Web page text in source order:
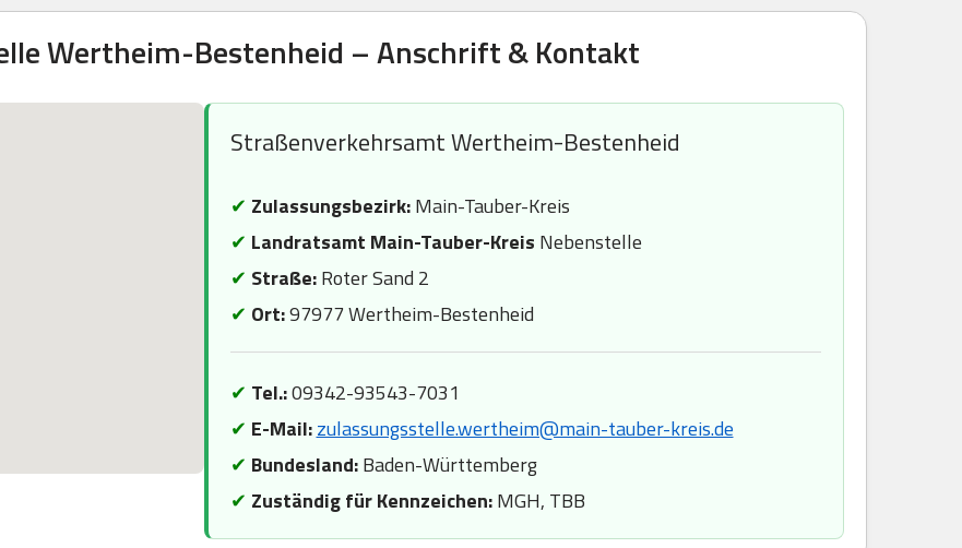
Wertheim-Bestenheid – Anschrift & Kontakt
Straßenverkehrsamt Wertheim-Bestenheid
✔ Zulassungsbezirk:Main-Tauber-Kreis
✔ Landratsamt Main-Tauber-Kreis Nebenstelle
✔ Straße:Roter Sand 2
✔ Ort:97977 Wertheim-Bestenheid
✔ Tel.:09342-93543-7031
✔ E-Mail: zulassungsstelle.wertheim@main-tauber-kreis.de
✔ Bundesland:Baden-Württemberg
✔ Zuständig für Kennzeichen:MGH, TBB